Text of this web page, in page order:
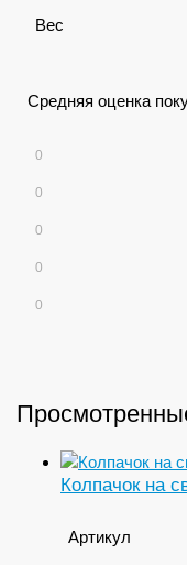
Вес
Средняя оценка
0
0
0
0
0
Колпачок на
Артикул